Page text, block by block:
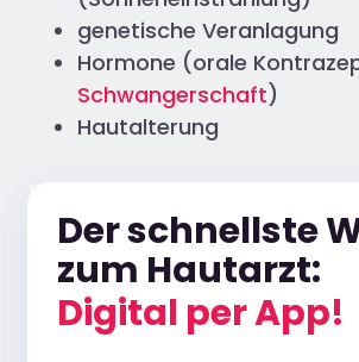
genetische Veranlagung
Hormone (orale
Schwangerschaft)
Hautalterung
Der schnellste
zum Hautarzt:
Digital per App!